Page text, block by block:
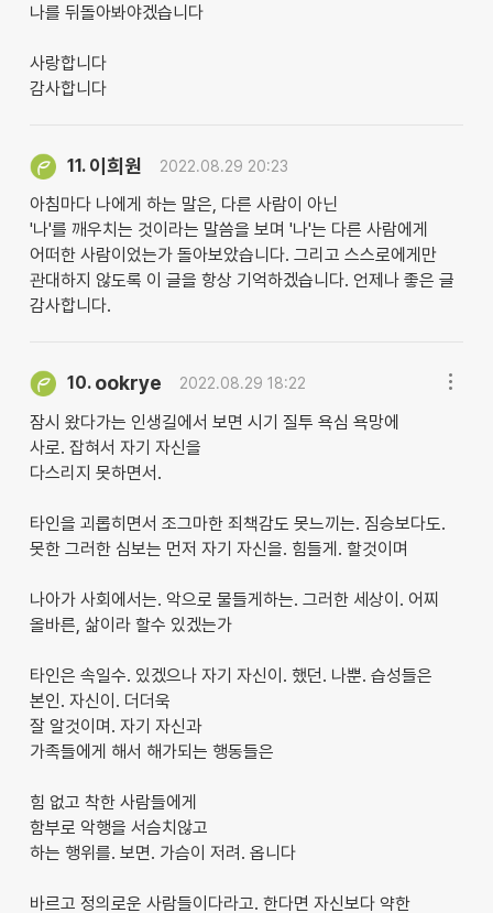
나를 뒤돌아봐야겠습니다
사랑합니다
감사합니다
11. 이희원 2022.08.29 20:23
아침마다 나에게 하는 말은, 다른 사람이 아닌
'나'를 깨우치는 것이라는 말씀을 보며 '나'는 다른 사람에게
어떠한 사람이었는가 돌아보았습니다. 그리고 스스로에게만
관대하지 않도록 이 글을 항상 기억하겠습니다. 언제나 좋은 글
감사합니다.
10. ookrye 2022.08.29 18:22
잠시 왔다가는 인생길에서 보면 시기 질투 욕심 욕망에
사로. 잡혀서 자기 자신을
다스리지 못하면서.
타인을 괴롭히면서 조그마한 죄책감도 못느끼는. 짐승보다도.
못한 그러한 심보는 먼저 자기 자신을. 힘들게. 할것이며
나아가 사회에서는. 악으로 물들게하는. 그러한 세상이. 어찌
올바른, 삶이라 할수 있겠는가
타인은 속일수. 있겠으나 자기 자신이. 했던. 나뿐. 습성들은
본인. 자신이. 더더욱
잘 알것이며. 자기 자신과
가족들에게 해서 해가되는 행동들은
힘 없고 착한 사람들에게
함부로 악행을 서슴치않고
하는 행위를. 보면. 가슴이 저려. 옵니다
바르고 정의로운 사람들이다라고. 한다면 자신보다 약한